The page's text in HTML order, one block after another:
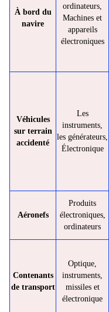
À bord du
navire
ordinateurs,
Machines et
appareils
électroniques
Véhicules
sur terrain
accidenté
Les
instruments,
les générateurs,
Électronique
Aéronefs
Produits
électroniques,
ordinateurs
Contenants
de transport
Optique,
instruments,
missiles et
électronique